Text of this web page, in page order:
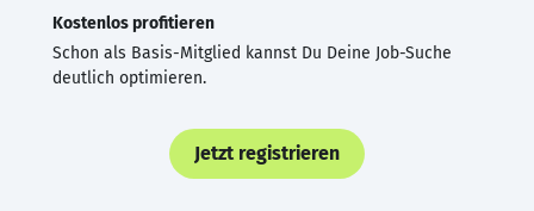
Kostenlos profitieren
Schon als Basis-Mitglied kannst Du Deine Job-Suche
deutlich optimieren.
Jetzt registrieren